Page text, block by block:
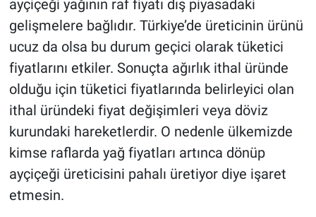
ayçiçeği yağının raf fiyatı dış piyasadaki
gelişmelere bağlıdır. Türkiye’de üreticinin ürünü
ucuz da olsa bu durum geçici olarak tüketici
fiyatlarını etkiler. Sonuçta ağırlık ithal üründe
olduğu için tüketici fiyatlarında belirleyici olan
ithal üründeki fiyat değişimleri veya döviz
kurundaki hareketlerdir. O nedenle ülkemizde
kimse raflarda yağ fiyatları artınca dönüp
ayçiçeği üreticisini pahalı üretiyor diye işaret
etmesin.